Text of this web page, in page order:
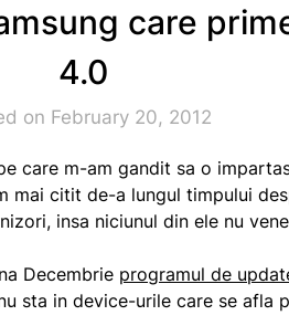
care
4.0
on February 20, 2012
care m-am gandit sa o
mai citit de-a lungul timpului
insa niciunul din ele nu
Decembrie programul de
sta in device-urile care se afla